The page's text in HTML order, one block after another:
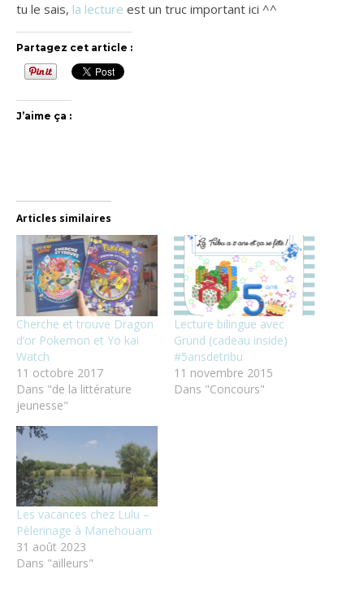
tu le sais, la lecture est un truc important ici ^^
Partagez cet article :
J’aime ça :
Articles similaires
Cherche et trouve Dragon
d’or Pokemon et Yo kai
Watch
11 octobre 2017
Dans "de la littérature
jeunesse"
Lecture bilingue avec
Gründ (cadeau inside)
#5ansdetribu
11 novembre 2015
Dans "Concours"
Les vacances chez Lulu –
Pèlerinage à Manehouarn
31 août 2023
Dans "ailleurs"